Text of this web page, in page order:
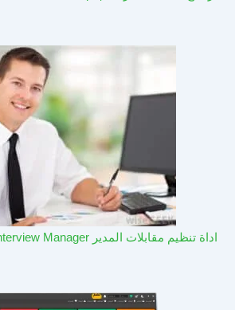
اداة تنظيم مقابلات المدير Interview Manager